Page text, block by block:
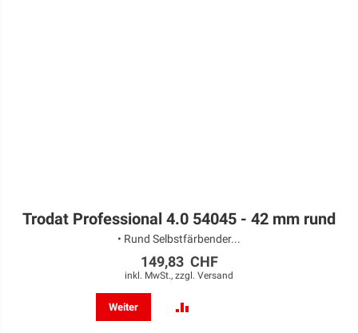
Trodat Professional 4.0 54045 - 42 mm rund
• Rund Selbstfärbender...
149,83 CHF
inkl. MwSt., zzgl. Versand
Weiter